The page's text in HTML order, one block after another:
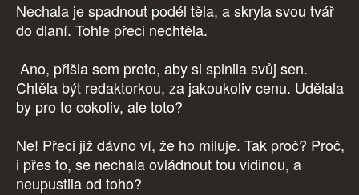
Nechala je spadnout podél těla, a skryla svou tvář
do dlaní. Tohle přeci nechtěla.
Ano, přišla sem proto, aby si splnila svůj sen.
Chtěla být redaktorkou, za jakoukoliv cenu. Udělala
by pro to cokoliv, ale toto?
Ne! Přeci již dávno ví, že ho miluje. Tak proč? Proč,
i přes to, se nechala ovládnout tou vidinou, a
neupustila od toho?